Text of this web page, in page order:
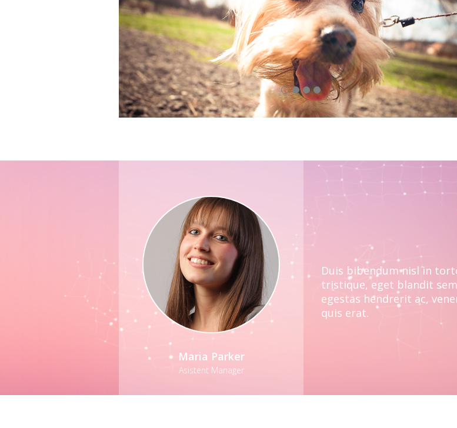
Maria Parker
Asistent Manager
Duis bibendum nisl in
tristique, eget blandit
egestas hendrerit ac,
quis erat.